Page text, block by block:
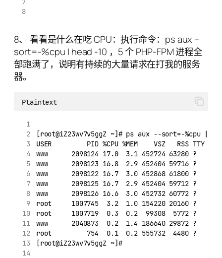
8、 看看是什么在吃 CPU：执行命令：ps aux –
sort=-%cpu | head -10 ，5 个 PHP-FPM 进程全
部跑满了，说明有持续的大量请求在打我的服务
器。
Plaintext
[root@iZ23wv7v5ggZ ~]# ps aux --sort=-%cpu |
USER         PID %CPU %MEM    VSZ   RSS TTY
www      2098124 17.0  3.1 452724 63280 ?
www      2098123 16.8  2.9 452404 59716 ?
www      2098122 16.7  3.0 452868 61800 ?
www      2098125 16.7  2.9 452404 59712 ?
www      2098126 16.6  3.0 452732 60772 ?
root     1007745  3.2  1.0 154220 20160 ?
root     1007719  0.3  0.2  99308  5772 ?
www      2040873  0.2  1.4 186640 29872 ?
root         754  0.1  0.2 555732  4480 ?
[root@iZ23wv7v5ggZ ~]#